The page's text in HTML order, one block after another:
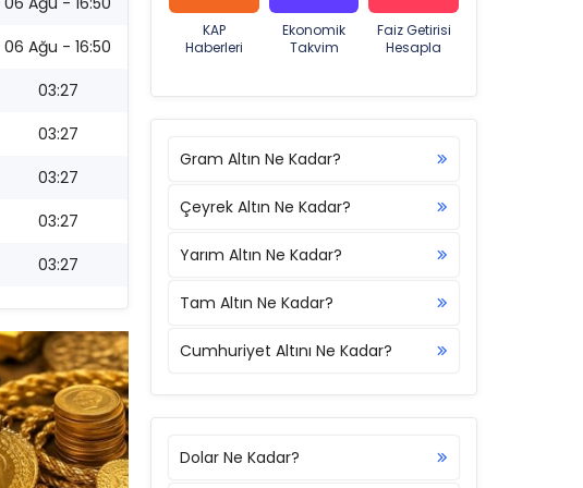
06 Ağu - 16:50
03:27
03:27
03:27
03:27
03:27
KAP
Haberleri
Ekonomik
Takvim
Faiz Getirisi
Hesapla
Gram Altın Ne Kadar?
Çeyrek Altın Ne Kadar?
Yarım Altın Ne Kadar?
Tam Altın Ne Kadar?
Cumhuriyet Altını Ne Kadar?
Dolar Ne Kadar?